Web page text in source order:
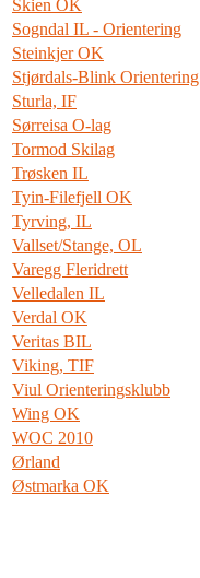
Skien OK
Sogndal IL - Orientering
Steinkjer OK
Stjørdals-Blink Orientering
Sturla, IF
Sørreisa O-lag
Tormod Skilag
Trøsken IL
Tyin-Filefjell OK
Tyrving, IL
Vallset/Stange, OL
Varegg Fleridrett
Velledalen IL
Verdal OK
Veritas BIL
Viking, TIF
Viul Orienteringsklubb
Wing OK
WOC 2010
Ørland
Østmarka OK